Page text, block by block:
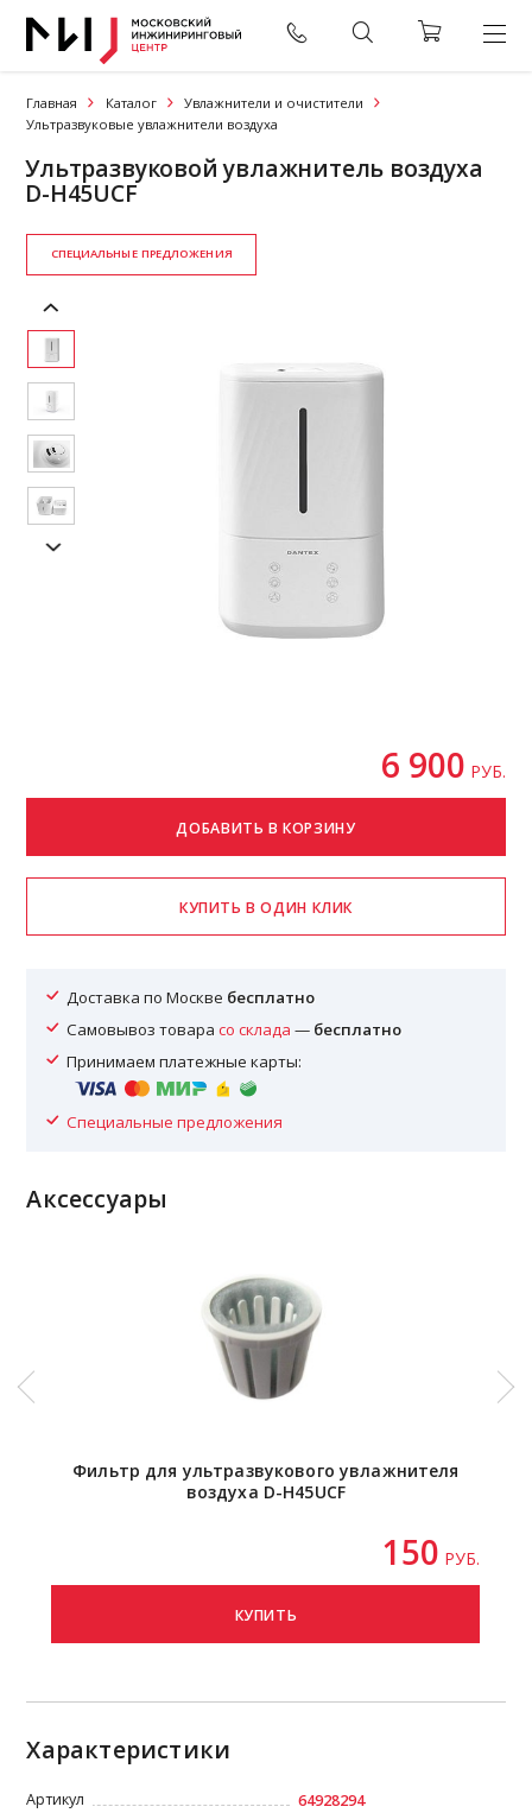
Главная Каталог
Увлажнители и очистители
Ультразвуковые увлажнители воздуха
Ультразвуковой увлажнитель воздуха
D-H45UCF
СПЕЦИАЛЬНЫЕ ПРЕДЛОЖЕНИЯ
6 900 РУБ.
Доставка по Москве бесплатно
Самовывоз товарасо склада — бесплатно
Принимаем платежные карты:
Специальные предложения
Аксессуары
Фильтр для ультразвукового увлажнителя
воздуха D-H45UCF
150 РУБ.
КУПИТЬ
Характеристики
Артикул
64928294